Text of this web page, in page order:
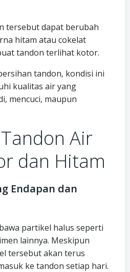
tersebut dapat berubah
hitam atau cokelat
tandon terlihat kotor.
tandon, kondisi ini
kualitas air yang
mencuci, maupun
Air
dan Hitam
Endapan dan
partikel halus seperti
lainnya. Meskipun
tersebut akan terus
ke tandon setiap hari.